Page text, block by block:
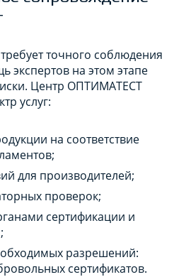
точного соблюдения
экспертов на этом этапе
Центр ОПТИМАТЕСТ
услуг:
на соответствие
для производителей;
проверок;
сертификации и
разрешений:
сертификатов.